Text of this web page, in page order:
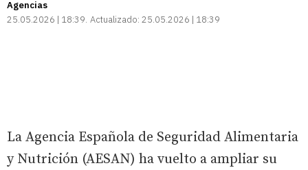
Agencias
25.05.2026 | 18:39 Actualizado: 25.05.2026 | 18:39
La Agencia Española de Seguridad Alimentaria
y Nutrición (AESAN) ha vuelto a ampliar su